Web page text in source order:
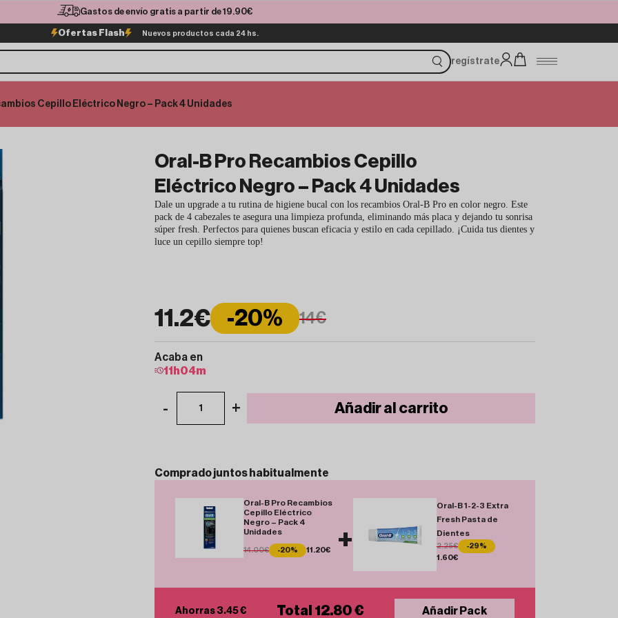
Gastos de envío gratis a partir de 19.90€
Ofertas Flash Nuevos productos cada 24 hs.
regístrate
Cepillo Eléctrico Negro – Pack 4 Unidades
Oral-B Pro Recambios Cepillo
Eléctrico Negro – Pack 4 Unidades
Dale un upgrade a tu rutina de higiene bucal con los recambios Oral-B Pro en color negro. Este
pack de 4 cabezales te asegura una limpieza profunda, eliminando más placa y dejando tu sonrisa
súper fresh. Perfectos para quienes buscan eficacia y estilo en cada cepillado. ¡Cuida tus dientes y
luce un cepillo siempre top!
11.2€ -20% 14€
Acaba en
11 h04m
- 1 + Añadir al carrito
Compradojuntos habitualmente
Oral-B Pro Recambios
Cepillo Eléctrico
Negro – Pack 4
Unidades
14.00€ -20% 11.20€ +
Oral-B 1-2-3 Extra
Fresh Pasta de
Dientes
2.25€
-29%
1.60€
Ahorras 3.45 € Total 12.80 € Añadir Pack